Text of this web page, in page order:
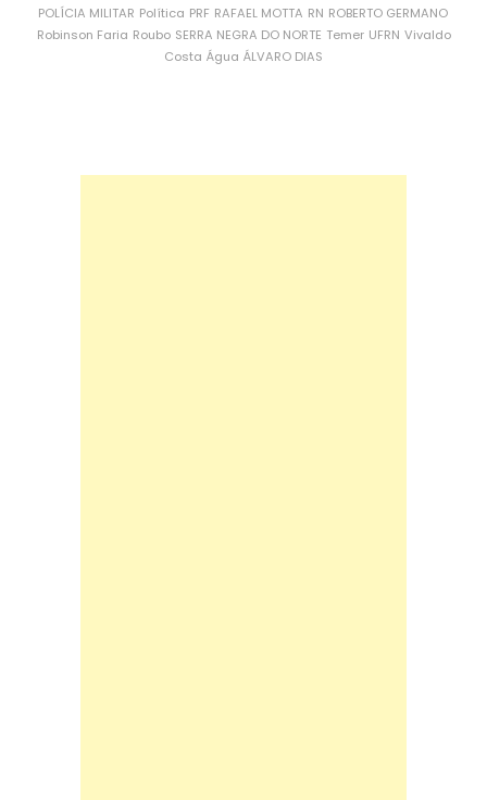
POLÍCIA MILITAR Política PRF RAFAEL MOTTA RN ROBERTO GERMANO
Robinson Faria Roubo SERRA NEGRA DO NORTE Temer UFRN Vivaldo
Costa Água ÁLVARO DIAS